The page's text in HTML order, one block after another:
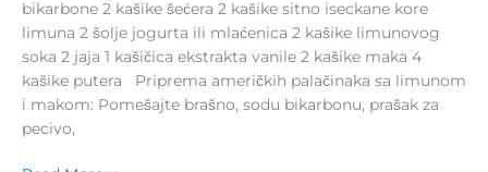
bikarbone 2 kašike šećera 2 kašike sitno iseckane kore
limuna 2 šolje jogurta ili mlaćenica 2 kašike limunovog
soka 2 jaja 1 kašičica ekstrakta vanile 2 kašike maka 4
kašike putera Priprema američkih palačinaka sa limunom
i makom: Pomešajte brašno, sodu bikarbonu, prašak za
pecivo,